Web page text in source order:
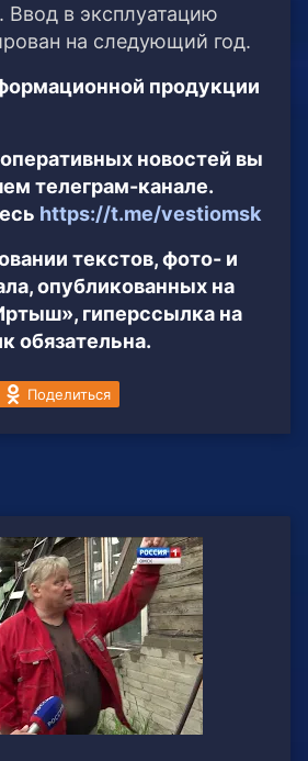
Ввод в эксплуатацию
на следующий год.
продукции
новостей вы
телеграм-канале.
https://t.me/vestiomsk
текстов, фото- и
опубликованных на
гиперссылка на
обязательна.
Поделиться